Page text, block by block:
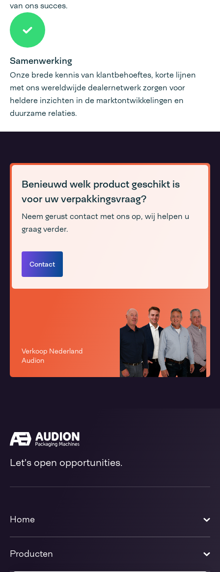
van ons succes.
Samenwerking
Onze brede kennis van klantbehoeftes, korte lijnen
met ons wereldwijde dealernetwerk zorgen voor
heldere inzichten in de marktontwikkelingen en
duurzame relaties.
Benieuwd welk product geschikt is
voor uw verpakkingsvraag?
Neem gerust contact met ons op, wij helpen u
graag verder.
Contact
Verkoop Nederland
Audion
Let's open opportunities.
Home
Producten